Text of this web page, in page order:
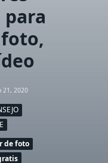
21, 2020
de foto